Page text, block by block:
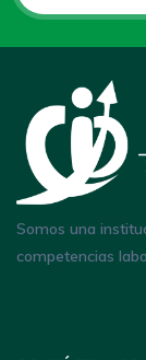
Somos una
competencias